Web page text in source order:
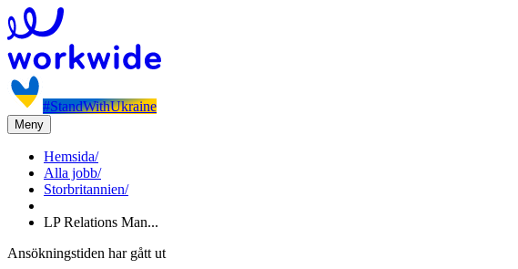
#StandWithUkraine
Meny
Hemsida/
Alla jobb/
Storbritannien/
LP Relations Man...
Ansökningstiden har gått ut